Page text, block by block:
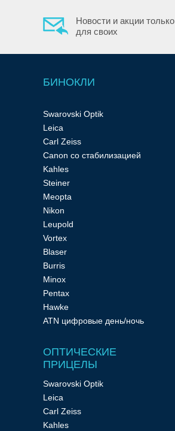
Тепловизионные
Новости и акции только
для своих
БИНОКЛИ
Swarovski Optik
Leica
Carl Zeiss
Canon со стабилизацией
Kahles
Steiner
Meopta
Nikon
Leupold
Vortex
Blaser
Burris
Minox
Pentax
Hawke
ATN цифровые день/ночь
ОПТИЧЕСКИЕ
ПРИЦЕЛЫ
Swarovski Optik
Leica
Carl Zeiss
Kahles